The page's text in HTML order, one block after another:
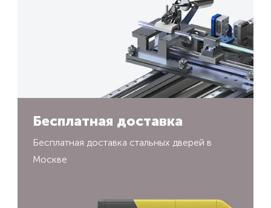
Бесплатная доставка
Бесплатная доставка стальных дверей в
Москве